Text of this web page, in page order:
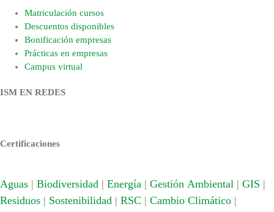
Matriculación cursos
Descuentos disponibles
Bonificación empresas
Prácticas en empresas
Campus virtual
ISM EN REDES
Certificaciones
Aguas | Biodiversidad | Energía | Gestión Ambiental | GIS |
Residuos | Sostenibilidad | RSC | Cambio Climático |